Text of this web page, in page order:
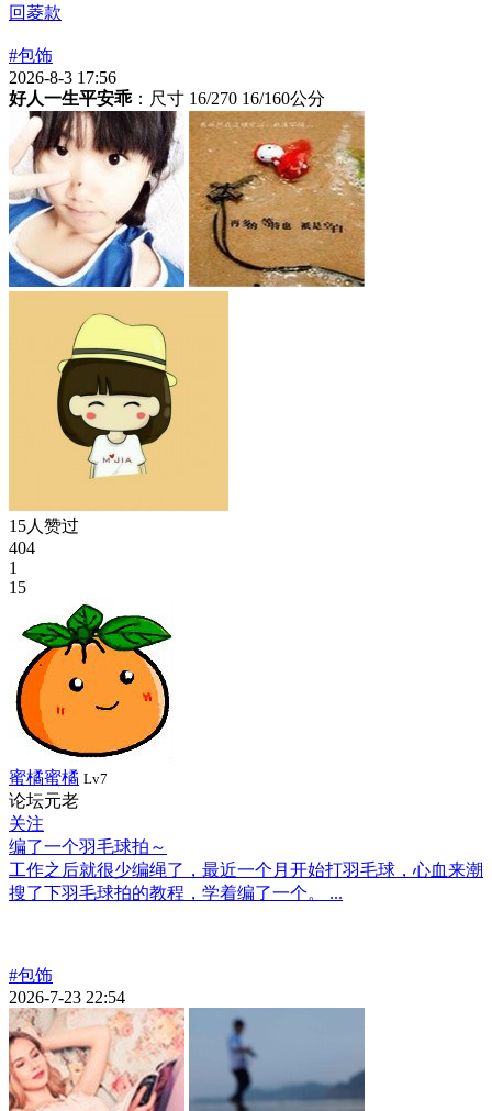
回菱款
#包饰
2026-8-3 17:56
好人一生平安乖：尺寸 16/270 16/160公分
15人赞过
404
1
15
蜜橘蜜橘 Lv7
论坛元老
关注
编了一个羽毛球拍～
工作之后就很少编绳了，最近一个月开始打羽毛球，心血来潮
搜了下羽毛球拍的教程，学着编了一个。 ...
#包饰
2026-7-23 22:54